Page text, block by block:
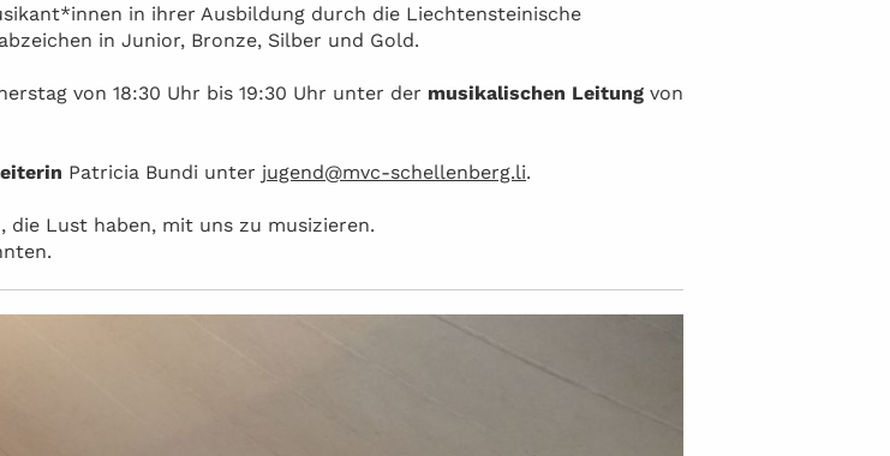
in ihrer Ausbildung durch die Liechtensteinische
in Junior, Bronze, Silber und Gold.
von 18:30 Uhr bis 19:30 Uhr unter der musikalischen Leitung von
Patricia Bundi unter jugend@mvc-schellenberg.li.
die Lust haben, mit uns zu musizieren.